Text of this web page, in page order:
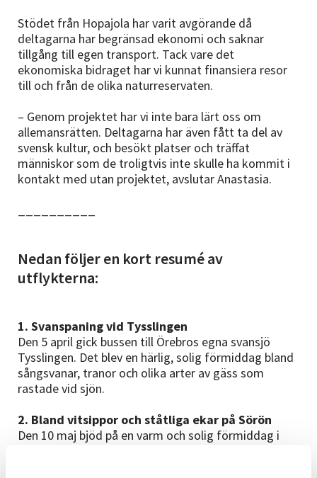
Stödet från Hopajola har varit avgörande då
deltagarna har begränsad ekonomi och saknar
tillgång till egen transport. Tack vare det
ekonomiska bidraget har vi kunnat finansiera resor
till och från de olika naturreservaten.
– Genom projektet har vi inte bara lärt oss om
allemansrätten. Deltagarna har även fått ta del av
svensk kultur, och besökt platser och träffat
människor som de troligtvis inte skulle ha kommit i
kontakt med utan projektet, avslutar Anastasia.
Nedan följer en kort resumé av
utflykterna:
1. Svanspaning vid Tysslingen
Den 5 april gick bussen till Örebros egna svansjö
Tysslingen. Det blev en härlig, solig förmiddag bland
sångsvanar, tranor och olika arter av gäss som
rastade vid sjön.
2. Bland vitsippor och ståtliga ekar på Sörön
Den 10 maj bjöd på en varm och solig förmiddag i